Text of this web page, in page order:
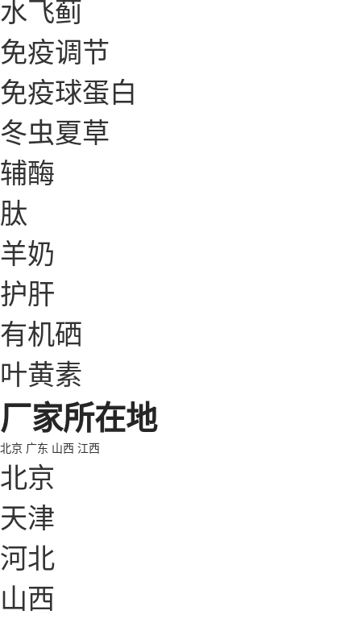
水飞蓟
免疫调节
免疫球蛋白
冬虫夏草
辅酶
肽
羊奶
护肝
有机硒
叶黄素
厂家所在地
北京 广东 山西 江西
北京
天津
河北
山西